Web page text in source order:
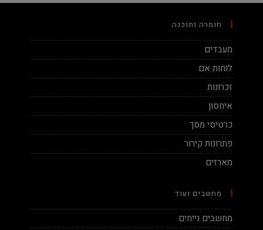
חומרה ותוכנה
מעבדים
לוחות אם
זכרונות
איחסון
כרטיסי מסך
פתרונות קירור
מארזים
מחשבים ועוד
מחשבים נייחים